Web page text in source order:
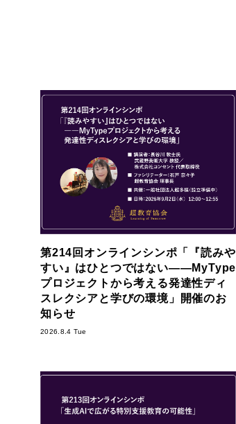
第214回オンラインシンポ「『読みや
すい』はひとつではない――MyType
プロジェクトから考える発達性ディ
スレクシアと学びの環境」開催のお
知らせ
2026.8.4 Tue